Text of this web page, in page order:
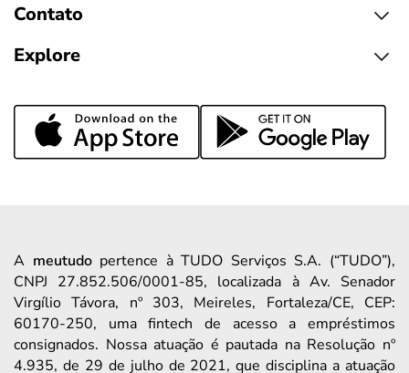
Contato
Explore
A meutudopertence à TUDO Serviços S.A. (“TUDO”),
CNPJ 27.852.506/0001-85, localizada à Av. Senador
Virgílio Távora, nº 303, Meireles, Fortaleza/CE, CEP:
60170-250, uma fintech de acesso a empréstimos
consignados. Nossa atuação é pautada na Resolução nº
4.935, de 29 de julho de 2021, que disciplina a atuação